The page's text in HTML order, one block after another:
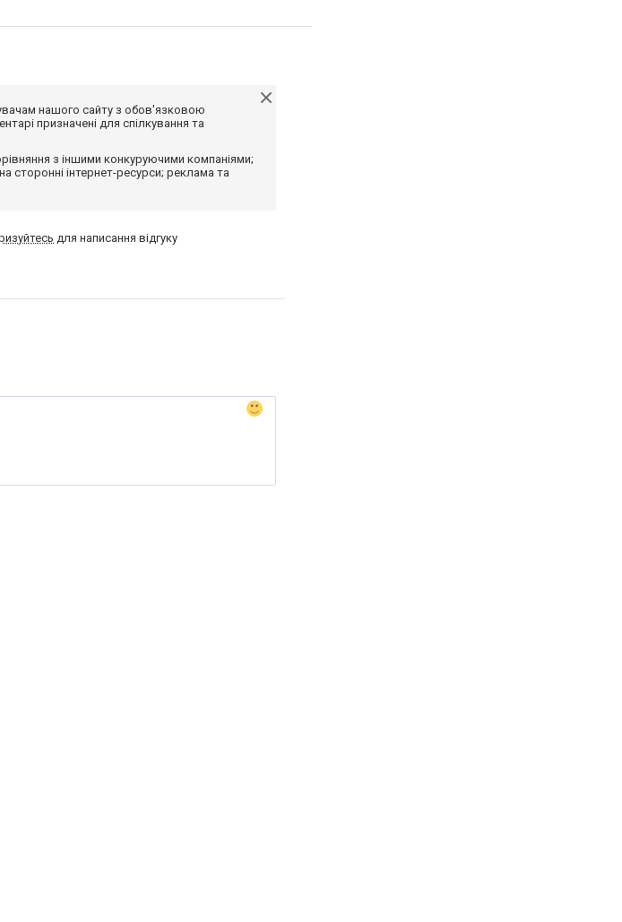
нашого сайту з обов'язковою
призначені для спілкування та
з іншими конкуруючими компаніями;
сторонні інтернет-ресурси; реклама та
для написання відгуку